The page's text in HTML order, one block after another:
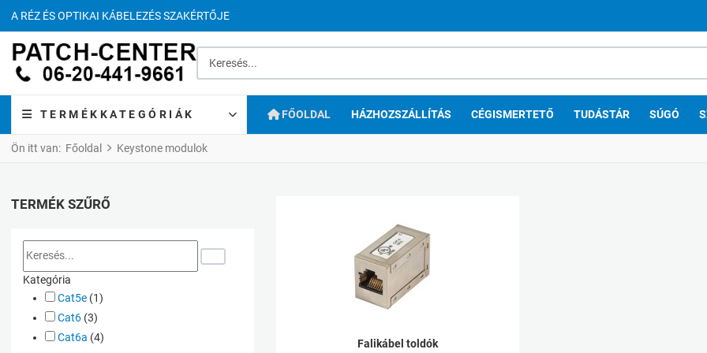
A RÉZ ÉS OPTIKAI KÁBELEZÉS SZAKÉRTŐJE
TERMÉKKATEGÓRIÁK FŐOLDAL HÁZHOZSZÁLLÍTÁS CÉGISMERTETŐ TUDÁSTÁR SÚGÓ
Ön itt van: Főoldal Keystone modulok
TERMÉK SZŰRŐ
Kategória
Cat5e (1)
Cat6 (3)
Cat6a (4) Falikábel toldók